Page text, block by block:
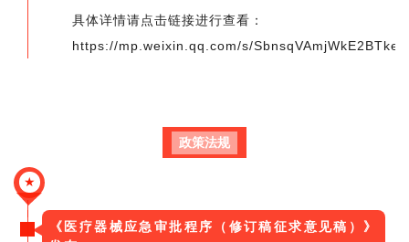
具体详情请点击链接进行查看：
https://mp.weixin.qq.com/s/
政策法规
★
《医疗器械应急审批程序（修订稿征求意见稿）》